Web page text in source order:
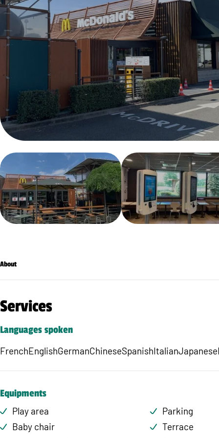
About
Services
Languages spoken
FrenchEnglishGermanChineseSpanishItalianJapanese
Equipments
Play area
Baby chair
Parking
Terrace